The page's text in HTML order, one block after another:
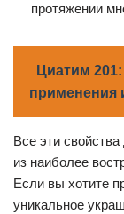
протяжении
Циатим
применения
Все эти
из наиболее
Если вы хотите
уникальное